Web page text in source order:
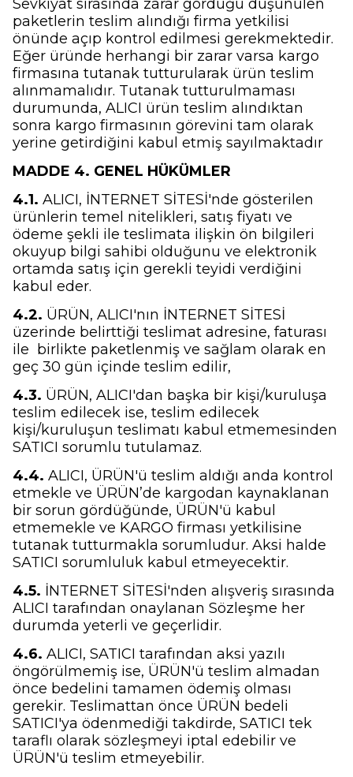
Sevkiyat sırasında zarar gördüğü düşünülen
paketlerin teslim alındığı firma yetkilisi
önünde açıp kontrol edilmesi gerekmektedir.
Eğer üründe herhangi bir zarar varsa kargo
firmasına tutanak tutturularak ürün teslim
alınmamalıdır. Tutanak tutturulmaması
durumunda, ALICI ürün teslim alındıktan
sonra kargo firmasının görevini tam olarak
yerine getirdiğini kabul etmiş sayılmaktadır
MADDE 4. GENEL HÜKÜMLER
4.1. ALICI, İNTERNET SİTESİ'nde gösterilen
ürünlerin temel nitelikleri, satış fiyatı ve
ödeme şekli ile teslimata ilişkin ön bilgileri
okuyup bilgi sahibi olduğunu ve elektronik
ortamda satış için gerekli teyidi verdiğini
kabul eder.
4.2. ÜRÜN, ALICI'nın İNTERNET SİTESİ
üzerinde belirttiği teslimat adresine, faturası
ile birlikte paketlenmiş ve sağlam olarak en
geç 30 gün içinde teslim edilir,
4.3. ÜRÜN, ALICI'dan başka bir kişi/kuruluşa
teslim edilecek ise, teslim edilecek
kişi/kuruluşun teslimatı kabul etmemesinden
SATICI sorumlu tutulamaz.
4.4. ALICI, ÜRÜN'ü teslim aldığı anda kontrol
etmekle ve ÜRÜN’de kargodan kaynaklanan
bir sorun gördüğünde, ÜRÜN'ü kabul
etmemekle ve KARGO firması yetkilisine
tutanak tutturmakla sorumludur. Aksi halde
SATICI sorumluluk kabul etmeyecektir.
4.5. İNTERNET SİTESİ'nden alışveriş sırasında
ALICI tarafından onaylanan Sözleşme her
durumda yeterli ve geçerlidir.
4.6. ALICI, SATICI tarafından aksi yazılı
öngörülmemiş ise, ÜRÜN'ü teslim almadan
önce bedelini tamamen ödemiş olması
gerekir. Teslimattan önce ÜRÜN bedeli
SATICI'ya ödenmediği takdirde, SATICI tek
taraflı olarak sözleşmeyi iptal edebilir ve
ÜRÜN'ü teslim etmeyebilir.